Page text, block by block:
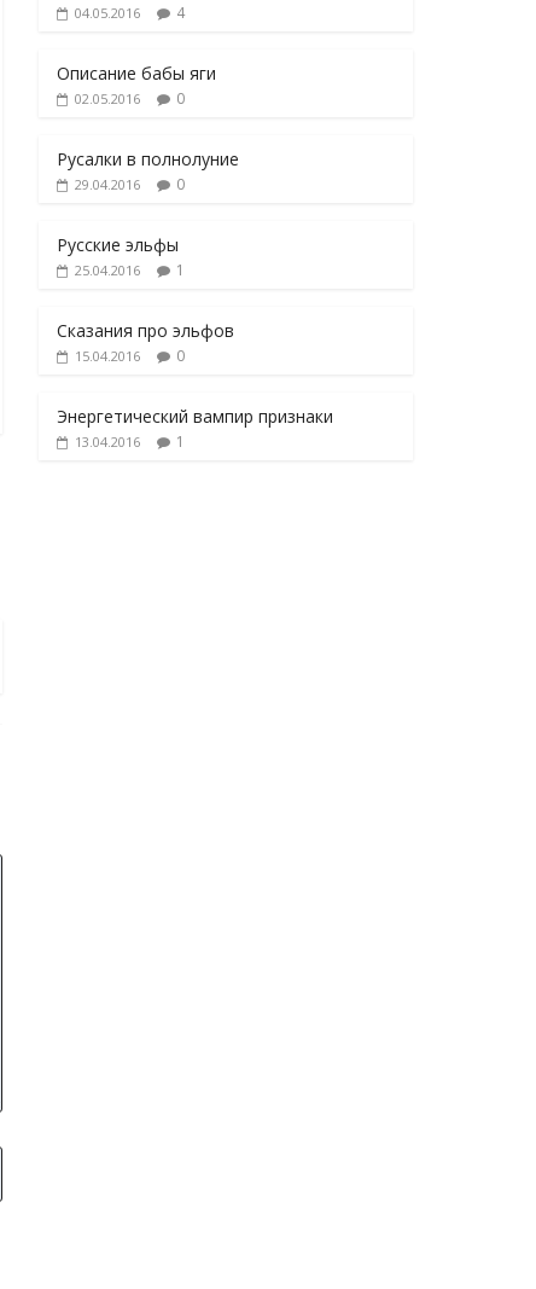
04.05.2016 4
Описание бабы яги
02.05.2016 0
Русалки в полнолуние
29.04.2016 0
Русские эльфы
25.04.2016 1
Сказания про эльфов
15.04.2016 0
Энергетический вампир признаки
13.04.2016 1